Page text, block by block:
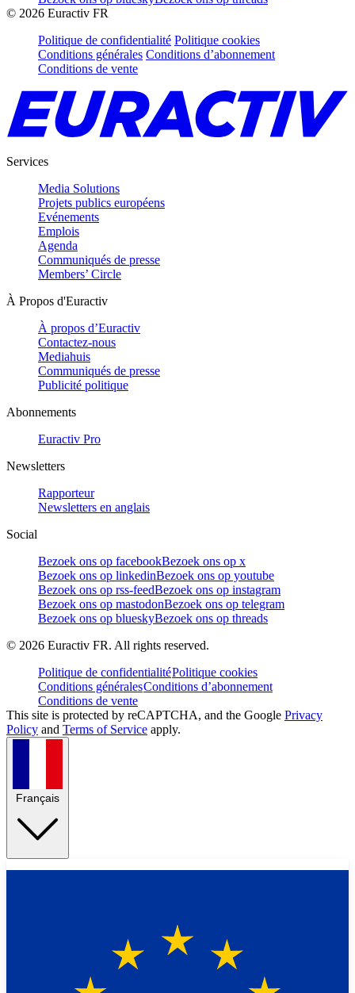
© 2026 Euractiv FR
Politique de confidentialité Politique cookies
Conditions générales Conditions d’abonnement
Conditions de vente
Services
Media Solutions
Projets publics européens
Evénements
Emplois
Agenda
Communiqués de presse
Members’ Circle
À Propos d'Euractiv
À propos d’Euractiv
Contactez-nous
Mediahuis
Communiqués de presse
Publicité politique
Abonnements
Euractiv Pro
Newsletters
Rapporteur
Newsletters en anglais
Social
Bezoek ons op facebookBezoek ons op x
Bezoek ons op linkedinBezoek ons op youtube
Bezoek ons op rss-feedBezoek ons op instagram
Bezoek ons op mastodonBezoek ons op telegram
Bezoek ons op blueskyBezoek ons op threads
© 2026 Euractiv FR. All rights reserved.
Politique de confidentialitéPolitique cookies
Conditions généralesConditions d’abonnement
Conditions de vente
This site is protected by reCAPTCHA, and the Google Privacy
Policy and Terms of Service apply.
Français